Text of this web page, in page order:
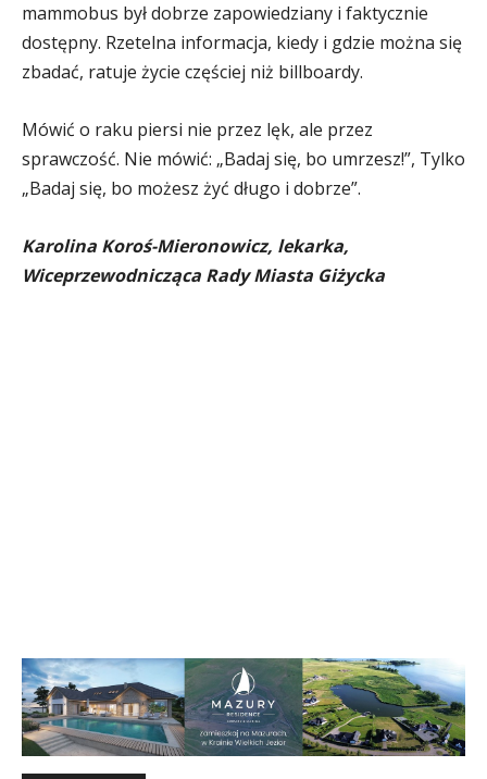
mammobus był dobrze zapowiedziany i faktycznie
dostępny. Rzetelna informacja, kiedy i gdzie można się
zbadać, ratuje życie częściej niż billboardy.
Mówić o raku piersi nie przez lęk, ale przez
sprawczość. Nie mówić: „Badaj się, bo umrzesz!”, Tylko
„Badaj się, bo możesz żyć długo i dobrze”.
Karolina Koroś-Mieronowicz, lekarka,
Wiceprzewodnicząca Rady Miasta Giżycka